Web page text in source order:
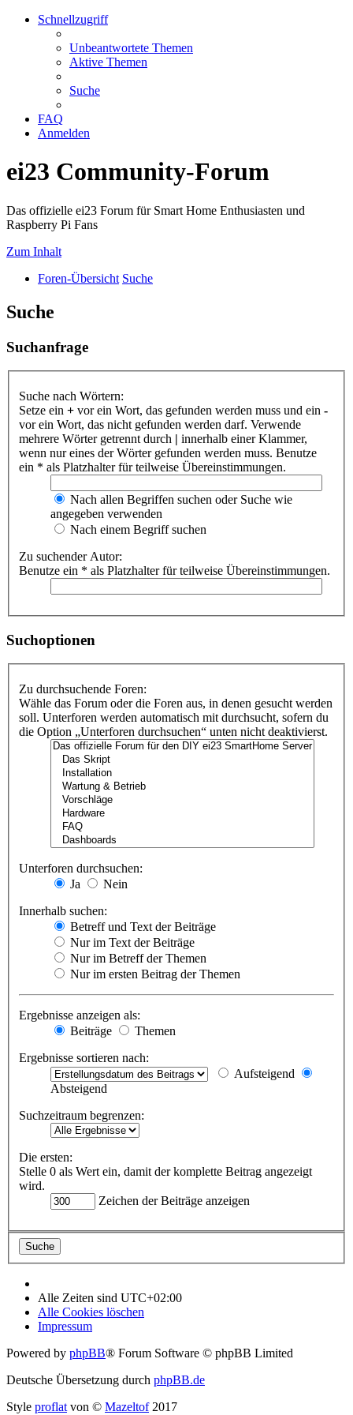
Schnellzugriff
Unbeantwortete Themen
Aktive Themen
Suche
FAQ
Anmelden
ei23 Community-Forum
Das offizielle ei23 Forum für Smart Home Enthusiasten und
Raspberry Pi Fans
Zum Inhalt
Foren-Übersicht Suche
Suche
Suchanfrage
Suche nach Wörtern:
Setze ein + vor ein Wort, das gefunden werden muss und ein -
vor ein Wort, das nicht gefunden werden darf. Verwende
mehrere Wörter getrennt durch | innerhalb einer Klammer,
wenn nur eines der Wörter gefunden werden muss. Benutze
ein * als Platzhalter für teilweise Übereinstimmungen.
Nach allen Begriffen suchen oder Suche wie
angegeben verwenden
Nach einem Begriff suchen
Zu suchender Autor:
Benutze ein * als Platzhalter für teilweise Übereinstimmungen.
Suchoptionen
Zu durchsuchende Foren:
Wähle das Forum oder die Foren aus, in denen gesucht werden
soll. Unterforen werden automatisch mit durchsucht, sofern du
die Option „Unterforen durchsuchen“ unten nicht deaktivierst.
Unterforen durchsuchen:
Ja
Nein
Innerhalb suchen:
Betreff und Text der Beiträge
Nur im Text der Beiträge
Nur im Betreff der Themen
Nur im ersten Beitrag der Themen
Ergebnisse anzeigen als:
Beiträge
Themen
Ergebnisse sortieren nach:
Aufsteigend
Absteigend
Suchzeitraum begrenzen:
Die ersten:
Stelle 0 als Wert ein, damit der komplette Beitrag angezeigt
wird.
Zeichen der Beiträge anzeigen
Alle Zeiten sind UTC+02:00
Alle Cookies löschen
Impressum
Powered by phpBB® Forum Software © phpBB Limited
Deutsche Übersetzung durch phpBB.de
Style proflat von © Mazeltof2017